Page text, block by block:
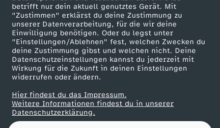
betrifft nur dein aktuell genutztes Gerät. Mit
"Zustimmen" erklärst du deine Zustimmung zu
unserer Datenverarbeitung, für die wir deine
Einwilligung benötigen. Oder du legst unter
"Einstellungen/Ablehnen" fest, welchen Zwecken du
deine Zustimmung gibst und welchen nicht. Deine
Datenschutzeinstellungen kannst du jederzeit mit
Wirkung für die Zukunft in deinen Einstellungen
widerrufen oder ändern.
Hier findest du das Impressum.
Weitere Informationen findest du in unserer
Datenschutzerklärung.
2
6
Werbefernsehen
Mainzelmännchen
Partner